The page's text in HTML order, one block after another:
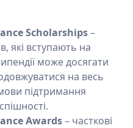
Scholarships–
які вступають на
може досягати
на весь
підтримання
Awards– часткові